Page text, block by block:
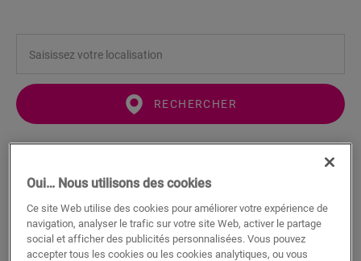
RECHERCHER
Le profilé Incizo breveté est extrêmement pratique pour
conférer à votre sol et à vos escaliers une finition parfaite.
Utilisez un même profilé quelle que soit la finition désirée :
entre deux sols de même hauteur ou avec une différence de
hauteur, comme transition avec un mur, une fenêtre, une
Oui… Nous utilisons des cookies
Ce site Web utilise des cookies pour améliorer votre expérience de
navigation, analyser le trafic sur votre site Web, activer le partage
social et afficher des publicités personnalisées. Vous pouvez
accepter tous les cookies ou les cookies analytiques, ou vous